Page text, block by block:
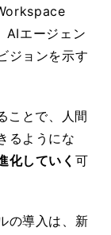
AIエージェン
ジョンを示す
ことで、人間
るようにな
化していく 可
の導入は、新